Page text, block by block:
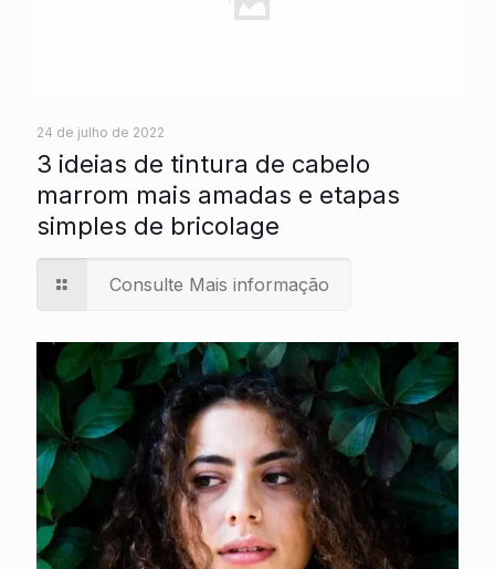
24 de julho de 2022
3 ideias de tintura de cabelo
marrom mais amadas e etapas
simples de bricolage
Consulte Mais informação